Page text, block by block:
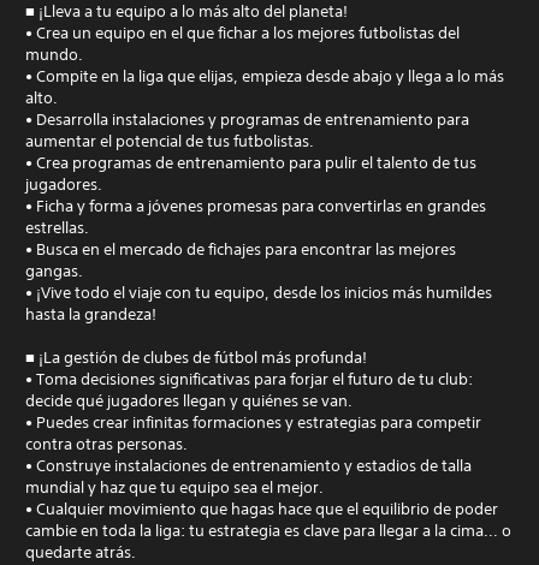
■ ¡Lleva a tu equipo a lo más alto del planeta!
• Crea un equipo en el que fichar a los mejores futbolistas del
mundo.
• Compite en la liga que elijas, empieza desde abajo y llega a lo más
alto.
• Desarrolla instalaciones y programas de entrenamiento para
aumentar el potencial de tus futbolistas.
• Crea programas de entrenamiento para pulir el talento de tus
jugadores.
• Ficha y forma a jóvenes promesas para convertirlas en grandes
estrellas.
• Busca en el mercado de fichajes para encontrar las mejores
gangas.
• ¡Vive todo el viaje con tu equipo, desde los inicios más humildes
hasta la grandeza!
■ ¡La gestión de clubes de fútbol más profunda!
• Toma decisiones significativas para forjar el futuro de tu club:
decide qué jugadores llegan y quiénes se van.
• Puedes crear infinitas formaciones y estrategias para competir
contra otras personas.
• Construye instalaciones de entrenamiento y estadios de talla
mundial y haz que tu equipo sea el mejor.
• Cualquier movimiento que hagas hace que el equilibrio de poder
cambie en toda la liga: tu estrategia es clave para llegar a la cima... o
quedarte atrás.